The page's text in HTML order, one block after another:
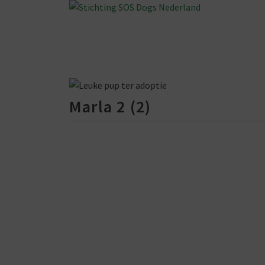
Marla 2 (2)